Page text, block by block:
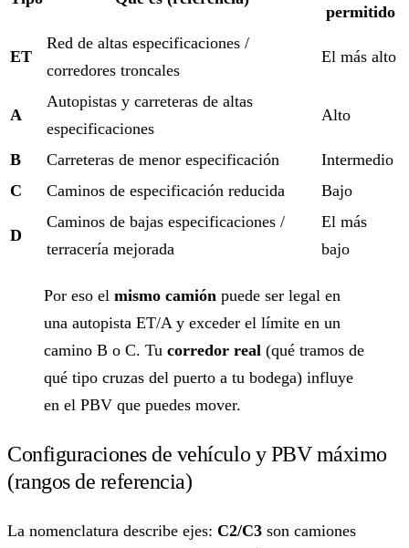
permitido
ET
Red de altas especificaciones /
corredores troncales
El más alto
A
Autopistas y carreteras de altas
especificaciones
Alto
B Carreteras de menor especificación
Intermedio
C
Caminos de especificación reducida Bajo
D
Caminos de bajas especificaciones /
terracería mejorada
El más
bajo
Por eso el mismo camión puede ser legal en
una autopista ET/A y exceder el límite en un
camino B o C. Tu corredor real (qué tramos de
qué tipo cruzas del puerto a tu bodega) influye
en el PBV que puedes mover.
Configuraciones de vehículo y PBV máximo
(rangos de referencia)
La nomenclatura describe ejes: C2/C3 son camiones